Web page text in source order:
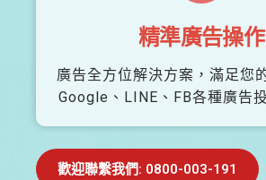
精準廣告操作
廣告全方位解決方案，滿足您
Google、LINE、FB各種廣告
歡迎聯繫我們: 0800-003-191